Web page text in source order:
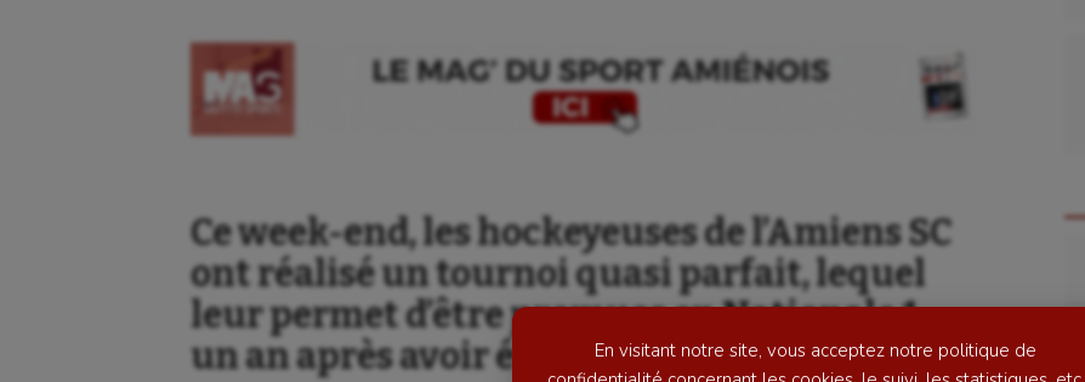
En visitant notre site, vous acceptez notre politique de
Auto
Aviron
Balle à la main
Ballon au poing
Danse
Escalade
Escrime
Fitness
Flag football
Longue paume
Moto
Natation artistique
Ce week-end, les hockeyeuses de l’Amiens SC
ont réalisé un tournoi quasi parfait, lequel
leur permet d’être promues en Nationale 1,
un an après avoir été reléguées.